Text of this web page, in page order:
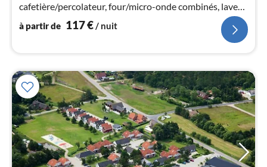
cafetière/percolateur, four/micro-onde combinés, lave-
vaisselle , combinaison réfrigérateu...
à partir de 117€/ nuit